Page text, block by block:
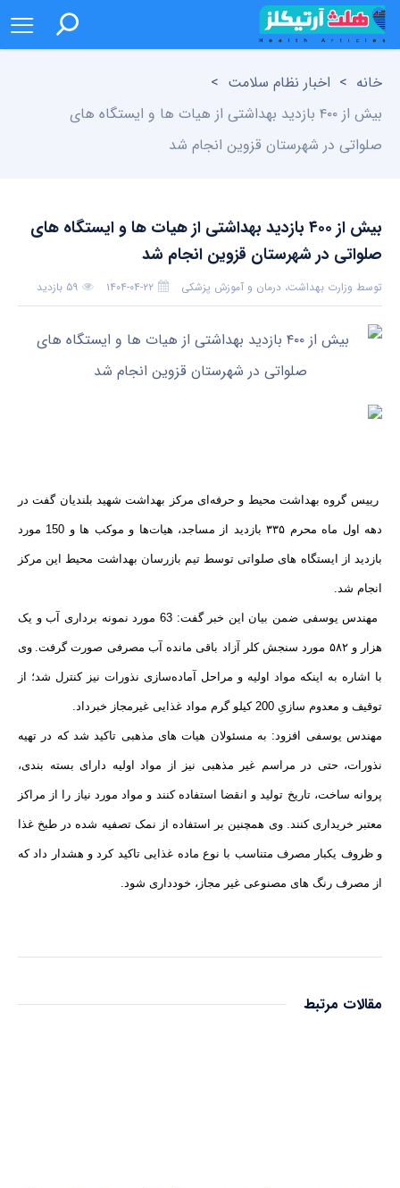
خانه > اخبار نظام سلامت >
بیش از ۴۰۰ بازدید بهداشتی از هیات ها و ایستگاه های
صلواتی در شهرستان قزوین انجام شد
بیش از ۴۰۰ بازدید بهداشتی از هیات ها و ایستگاه های
صلواتی در شهرستان قزوین انجام شد
توسط وزارت بهداشت، درمان و آموزش پزشکی ۱۴۰۴-۰۴-۲۲
۵۹ بازدید
بدون دیدگاه
رییس گروه بهداشت محیط و حرفه‌ای مرکز بهداشت شهید بلندیان گفت در
دهه اول ماه محرم ۳۳۵ بازدید از مساجد، هیات‌ها و موکب ها و 150 مورد
بازدید از ایستگاه ‌های صلواتی توسط تیم بازرسان بهداشت محیط این مرکز
انجام شد.
مهندس یوسفی ضمن بیان این خبر گفت: 63 مورد نمونه‌ برداری آب و یک
هزار و ۵۸۲ مورد سنجش کلر آزاد باقی مانده آب مصرفی صورت گرفت. وی
با اشاره به اینکه مواد اولیه و مراحل آماده‌سازی نذورات نیز کنترل شد؛ از
توقیف و معدوم سازیِ 200 کیلو گرم مواد غذایی غیرمجاز خبرداد.
مهندس یوسفی افزود: به مسئولان هیات های مذهبی تاکید شد که در تهیه
نذورات، حتی در مراسم غیر مذهبی نیز از مواد اولیه دارای بسته‌ بندی،
پروانه ساخت، تاریخ تولید و انقضا استفاده کنند و مواد مورد نیاز را از مراکز
معتبر خریداری کنند. وی همچنین بر استفاده از نمک تصفیه شده در طبخ غذا
و ظروف یکبار مصرف متناسب با نوع ماده غذایی تاکید کرد و هشدار داد که
از مصرف رنگ ‌های مصنوعی غیر مجاز، خودداری شود.
مقالات مرتبط